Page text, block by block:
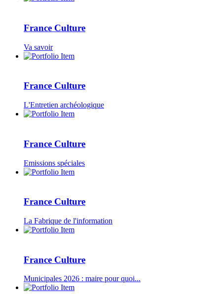
France Culture
Va savoir
France Culture
L'Entretien archéologique
France Culture
Emissions spéciales
France Culture
La Fabrique de l'information
France Culture
Municipales 2026 : maire pour quoi...